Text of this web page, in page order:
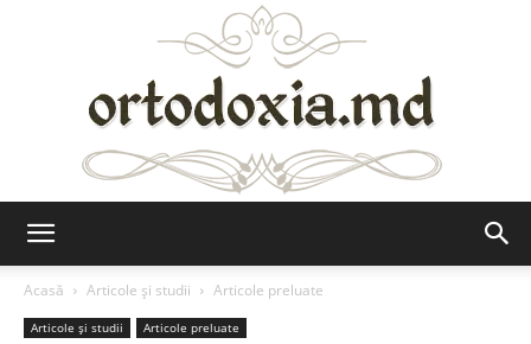
Acasă
Articole şi studii Articole preluate
Articole şi studii Articole preluate